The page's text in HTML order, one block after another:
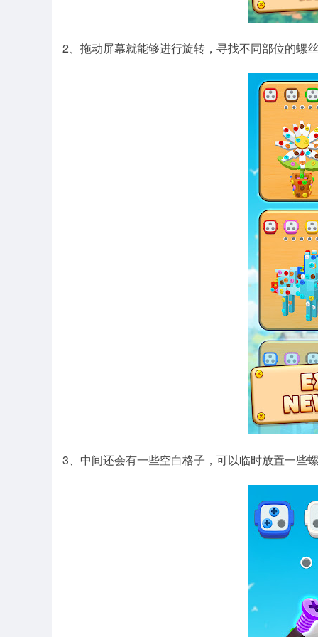
2、拖动屏幕就能够进行旋转，寻找不同部位的螺
3、中间还会有一些空白格子，可以临时放置一些